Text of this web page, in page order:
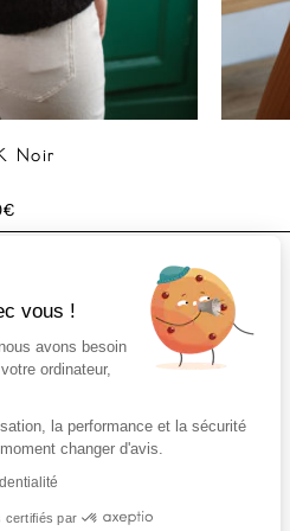
Noir
€
à porter et accessoires à
(63)
vous !
avons besoin
ordinateur,
la performance et la sécurité
changer d'avis.
certifiés par